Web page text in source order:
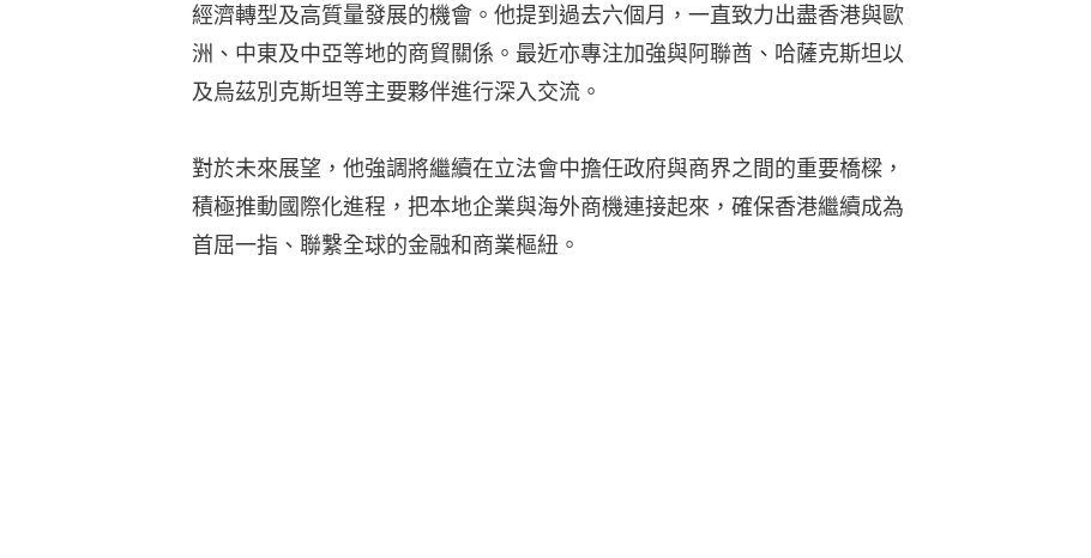
經濟轉型及高質量發展的機會。他提到過去六個月，一直致力出盡香港與歐
洲、中東及中亞等地的商貿關係。最近亦專注加強與阿聯酋、哈薩克斯坦以
及烏茲別克斯坦等主要夥伴進行深入交流。
對於未來展望，他強調將繼續在立法會中擔任政府與商界之間的重要橋樑，
積極推動國際化進程，把本地企業與海外商機連接起來，確保香港繼續成為
首屈一指、聯繫全球的金融和商業樞紐。